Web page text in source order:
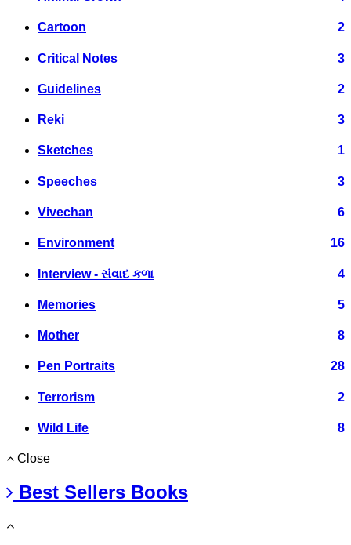
Cartoon 2
Critical Notes 3
Guidelines 2
Reki 3
Sketches 1
Speeches 3
Vivechan 6
Environment 16
Interview - સંવાદ કળા 4
Memories 5
Mother 8
Pen Portraits 28
Terrorism 2
Wild Life 8
Close
Best Sellers Books